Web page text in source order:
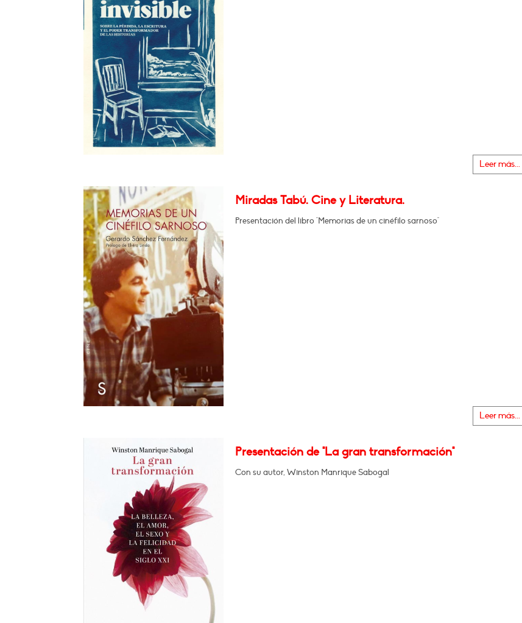
Leer más...
Miradas Tabú. Cine y Literatura.
Presentación del libro "Memorias de un cinéfilo sarnoso"
Leer más...
Presentación de "La gran transformación"
Con su autor, Winston Manrique Sabogal